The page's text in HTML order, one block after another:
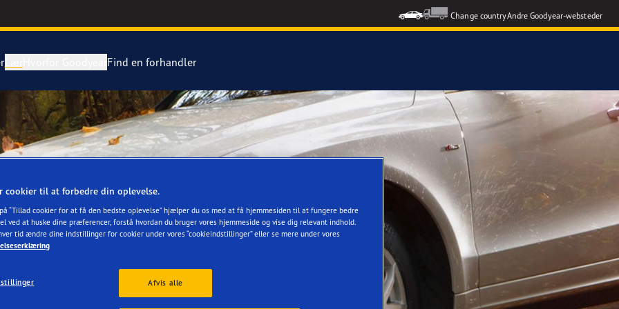
Change countryAndre Goodyear-websteder
Lær
af dæk
af en punktering
Hvorfor Goodyear
Performance 2
F1 Asymmetric 6
Ice 3
4Seasons GEN-3
Find en forhandler
cookier til at forbedre din oplevelse.
“Tillad cookier for at få den bedste oplevelse” hjælper du os med at få hjemmesiden til at fungere bedre
ved at huske dine præferencer, forstå hvordan du bruger vores hjemmeside og vise dig relevant indhold.
tid ændre dine indstillinger for cookier under vores “cookieindstillinger” eller se mere under vores
Afvis alle